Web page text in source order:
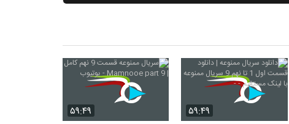
8
دانلود رایگان سریال ممنوعه قسمت نهم --
-
۳۷۶ بازدید
قسمت نهم 9 سریال ممنوعه | دانلود کامل
قسمت نهم سریال - --
۳۷۵ بازدید
۵۹:۴۹ ۵۹:۴۹